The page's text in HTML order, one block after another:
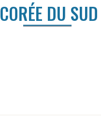
CORÉE DU SUD